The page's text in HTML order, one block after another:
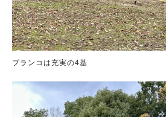
ブランコは充実の4基